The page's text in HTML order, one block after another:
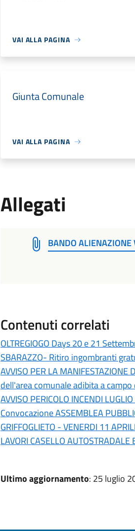
VAI ALLA PAGINA
Giunta Comunale
VAI ALLA PAGINA
Allegati
BANDO
Contenuti correlati
OLTREGIOGO Days 20 e 21
SBARAZZO- Ritiro ingombranti
AVVISO PER LA MANIFESTAZIONE
dell'area comunale adibita a
AVVISO PERICOLO INCENDI
Convocazione ASSEMBLEA
GRIFFOGLIETO - VENERDI 11
LAVORI CASELLO
Ultimo aggiornamento: 25 luglio